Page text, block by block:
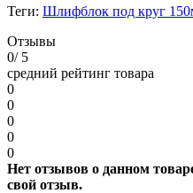
Теги: Шлифблок под круг
Отзывы
0/ 5
средний рейтинг товара
0
0
0
0
0
Нет отзывов о данном
свой отзыв.